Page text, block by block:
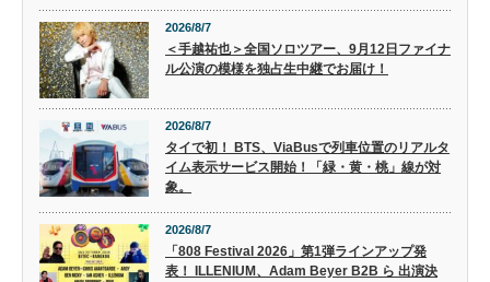
2026/8/7
＜手越祐也＞全国ソロツアー、9月12日ファイナ
ル公演の模様を独占生中継でお届け！
2026/8/7
タイで初！ BTS、ViaBusで列車位置のリアルタ
イム表示サービス開始！「緑・黄・桃」線が対
象。
2026/8/7
「808 Festival 2026」第1弾ラインアップ発
表！ ILLENIUM、Adam Beyer B2B ら 出演決